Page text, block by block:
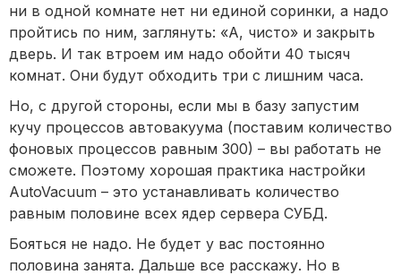
ни в одной комнате нет ни единой соринки, а надо
пройтись по ним, заглянуть: «А, чисто» и закрыть
дверь. И так втроем им надо обойти 40 тысяч
комнат. Они будут обходить три с лишним часа.
Но, с другой стороны, если мы в базу запустим
кучу процессов автовакуума (поставим количество
фоновых процессов равным 300) – вы работать не
сможете. Поэтому хорошая практика настройки
AutoVacuum – это устанавливать количество
равным половине всех ядер сервера СУБД.
Бояться не надо. Не будет у вас постоянно
половина занята. Дальше все расскажу. Но в